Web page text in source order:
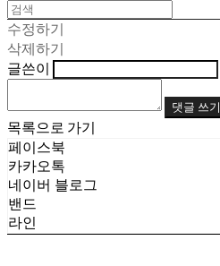
수정하기
삭제하기
글쓴이
댓글 쓰기
목록으로 가기
페이스북
카카오톡
네이버 블로그
밴드
라인